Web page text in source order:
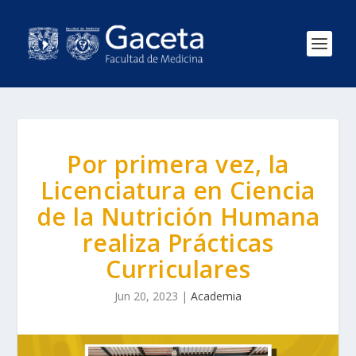
Por primera vez, la
Licenciatura en Ciencia
de la Nutrición Humana
realiza Prácticas
Curriculares
Jun 20, 2023 | Academia